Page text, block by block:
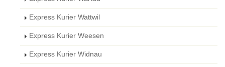
Express Kurier Wattwil
Express Kurier Weesen
Express Kurier Widnau